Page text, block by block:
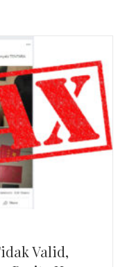
Valid,